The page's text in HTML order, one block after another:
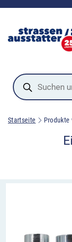
Products
search
Startseite Produkte